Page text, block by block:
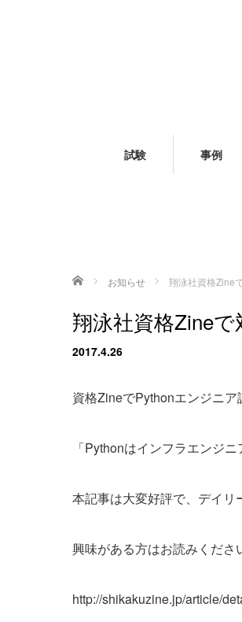
試験 事例
ホーム お知らせ 翔泳社資格Zine
翔泳社資格Zineで
2017.4.26
資格ZineでPythonエンジニア
「Pythonはインフラエンジ
本記事は大変好評で、デイリ
興味がある方はお読みくださ
http://shikakuzine.jp/article/